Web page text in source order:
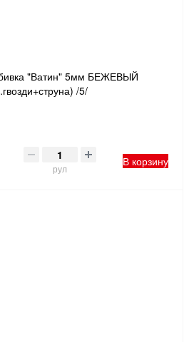
"Ватин" 5мм БЕЖЕВЫЙ
/5/
рул
В корзину